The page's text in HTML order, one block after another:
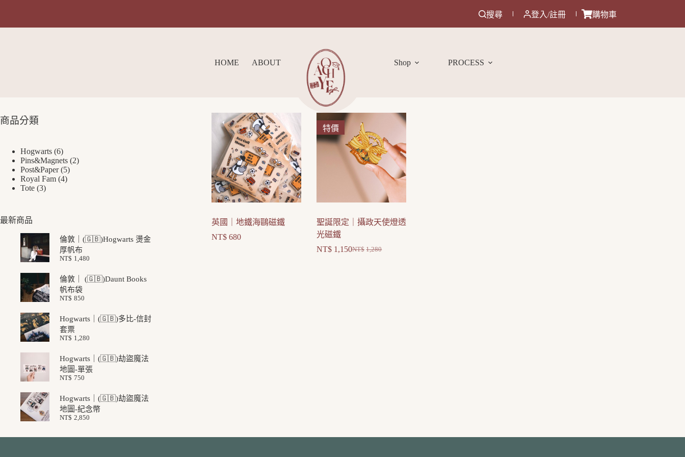
搜尋 登入/註冊 購物車
HOME ABOUT Shop PROCESS
英國｜地鐵海鷗磁鐵
NT$ 680
特價
聖誕限定｜攝政天使燈透
光磁鐵
NT$ 1,280
NT$ 1,150
商品分類
Hogwarts 6
Pins&Magnets 2
Post&Paper 5
Royal Fam 4
Tote 3
最新商品
倫敦｜(🇬🇧)Hogwarts 燙金
厚帆布
NT$ 1,480
倫敦｜ (🇬🇧)Daunt Books
帆布袋
NT$ 850
Hogwarts｜(🇬🇧)多比-信封
套票
NT$ 1,280
Hogwarts｜(🇬🇧)劫盜魔法
地圖-單張
NT$ 750
Hogwarts｜(🇬🇧)劫盜魔法
地圖-紀念幣
NT$ 2,850